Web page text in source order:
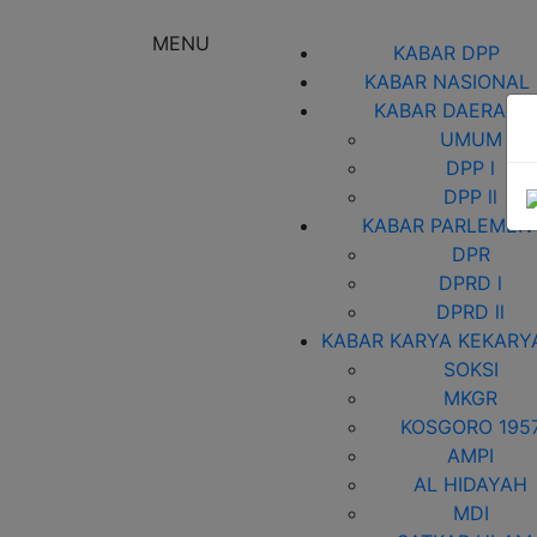
MENU
KABAR DPP
KABAR NASIONAL
KABAR DAERAH
UMUM
DPP l
DPP ll
KABAR PARLEMEN
DPR
DPRD l
DPRD ll
KABAR KARYA
SOKSI
MKGR
KOSGORO
AMPI
AL HIDAYAH
MDI